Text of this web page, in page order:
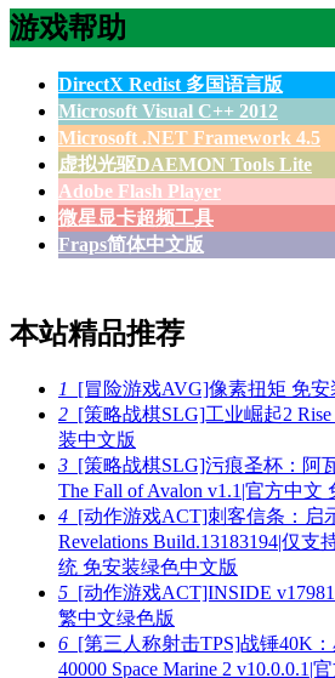
游戏帮助
DirectX Redist 多国语言版
Microsoft Visual C++ 2012
Microsoft .NET Framework 4.5
虚拟光驱DAEMON Tools Lite
Adobe Flash Player
微星显卡超频工具
Fraps简体中文版
本站精品推荐
1
[冒险游戏AVG]像素扭矩 免安
2 [策略战棋SLG]工业崛起2 Rise
装中文版
3 [策略战棋SLG]污痕圣杯：阿
The Fall of Avalon v1.1|官方中文
4 [动作游戏ACT]刺客信条：启
Revelations Build.13183194|仅支
统 免安装绿色中文版
5 [动作游戏ACT]INSIDE
繁中文绿色版
6 [第三人称射击TPS]战锤40K：
40000 Space Marine 2 v10.0.0.1|